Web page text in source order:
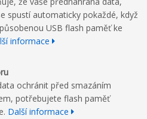
spustí automaticky pokaždé, když
USB flash paměť ke
informace
ochránit před smazáním
potřebujete flash paměť
Další informace